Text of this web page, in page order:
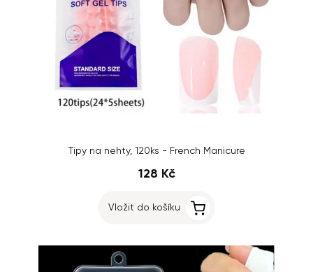
Tipy na nehty, 120ks - French Manicure
128 Kč
Vložit do košíku